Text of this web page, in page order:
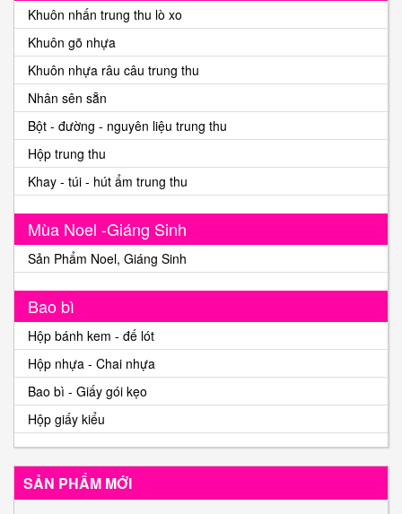
Khuôn nhấn trung thu lò xo
Khuôn gõ nhựa
Khuôn nhựa râu câu trung thu
Nhân sên sẵn
Bột - đường - nguyên liệu trung thu
Hộp trung thu
Khay - túi - hút ẩm trung thu
Mùa Noel -Giáng Sinh
Sản Phẩm Noel, Giáng Sinh
Bao bì
Hộp bánh kem - đế lót
Hộp nhựa - Chai nhựa
Bao bì - Giấy gói kẹo
Hộp giấy kiểu
SẢN PHẨM MỚI